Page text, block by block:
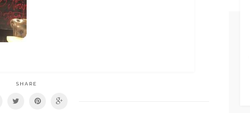
SHARE